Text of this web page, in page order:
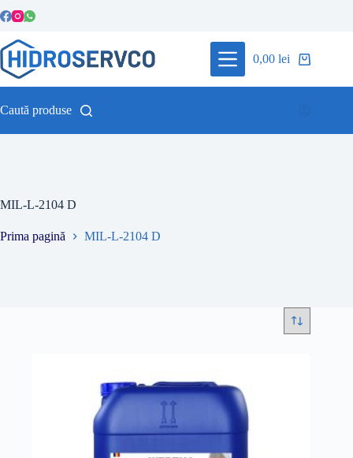
la
Coș
0,00lei
Caută produse
MIL-L-2104 D
Prima pagină MIL-L-2104 D